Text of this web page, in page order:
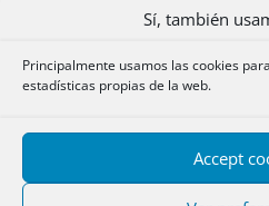
Sí, también
Principalmente usamos las cookies
estadísticas propias de la web.
Accept
Acceder